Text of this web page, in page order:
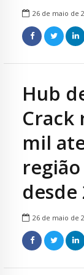
26 de maio de
Hub
Crack
mil
desde
26 de maio de